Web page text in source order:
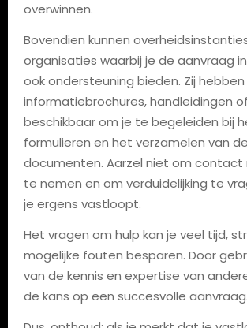
overwinnen.
Bovendien kunnen
organisaties waarbij je de aanvraag
ook ondersteuning bieden. Zij
informatiebrochures, handleidingen
beschikbaar om je te begeleiden bij
formulieren en het verzamelen van
documenten. Aarzel niet om contact
te nemen en om verduidelijking te
je ergens vastloopt.
Het vragen om hulp kan je veel tijd,
mogelijke fouten besparen. Door
van de kennis en expertise van
de kans op een succesvolle aanvraag.